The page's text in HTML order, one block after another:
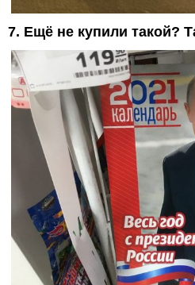
7. Ещё не купили такой?